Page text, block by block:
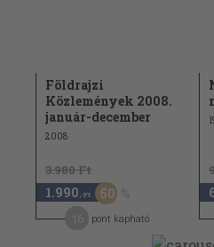
Földrajzi
Közlemények 2008.
január-december
2008
3.980 Ft
1.990 ,-Ft 50
pont kapható